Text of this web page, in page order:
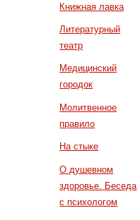
Книжная лавка
Литературный
театр
Медицинский
городок
Молитвенное
правило
На стыке
О душевном
здоровье. Беседа
с психологом